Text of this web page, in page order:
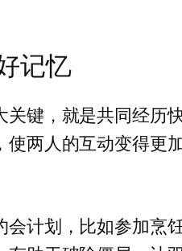
记忆
键，就是共同经历
两人的互动变得更
计划，比如参加烹